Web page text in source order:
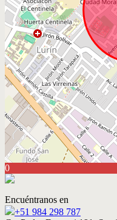
0
Encuéntranos en
+51 984 298 787